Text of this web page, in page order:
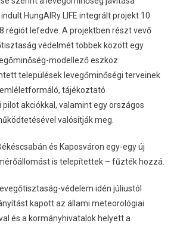
HungAIRy LIFE integrált projekt 10
régiót lefedve. A projektben részt vevő
védelmét többek között egy
modellező eszköz
települések levegőminőségi terveinek
tájékoztató
akciókkal, valamint egy országos
valósítják meg.
és Kaposváron egy-egy új
is telepítettek – fűzték hozzá.
védelem idén júliustól
kapott az állami meteorológiai
és a kormányhivatalok helyett a